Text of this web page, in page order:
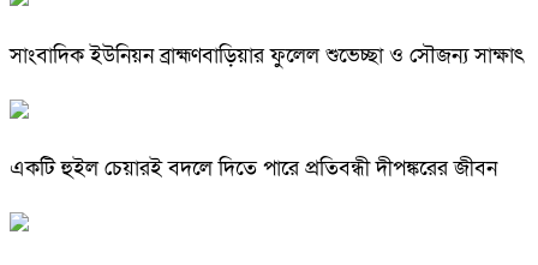
সাংবাদিক ইউনিয়ন ব্রাহ্মণবাড়িয়ার ফুলেল শুভেচ্ছা ও সৌজন্য সাক্ষাৎ
একটি হুইল চেয়ারই বদলে দিতে পারে প্রতিবন্ধী দীপঙ্করের জীবন